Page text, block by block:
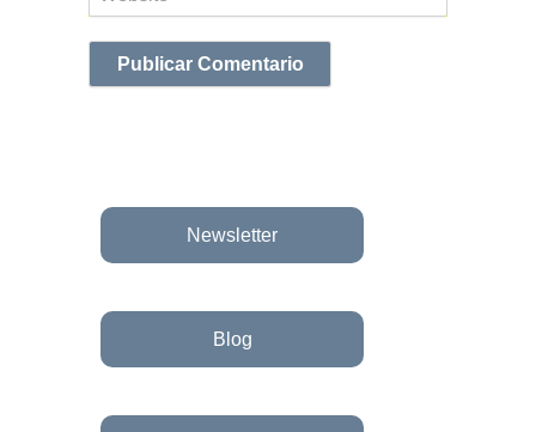
Newsletter
Blog